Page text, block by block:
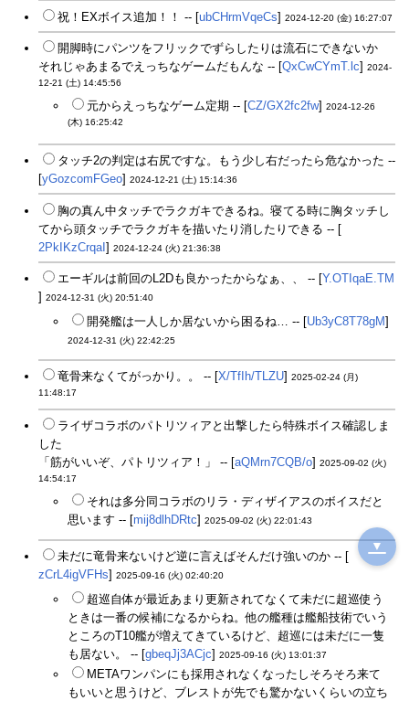
祝！EXボイス追加！！ -- [ubCHrmVqeCs] 2024-12-20 (金) 16:27:07
開脚時にパンツをフリックでずらしたりは流石にできないか
それじゃあまるでえっちなゲームだもんな -- [QxCwCYmT.lc] 2024-
12-21 (土) 14:45:56
元からえっちなゲーム定期 -- [CZ/GX2fc2fw] 2024-12-26
(木) 16:25:42
タッチ2の判定は右尻ですな。もう少し右だったら危なかった --
[yGozcomFGeo] 2024-12-21 (土) 15:14:36
胸の真ん中タッチでラクガキできるね。寝てる時に胸タッチし
てから頭タッチでラクガキを描いたり消したりできる -- [
2PkIKzCrqaI] 2024-12-24 (火) 21:36:38
エーギルは前回のL2Dも良かったからなぁ、、 -- [Y.OTIqaE.TM
] 2024-12-31 (火) 20:51:40
開発艦は一人しか居ないから困るね… -- [Ub3yC8T78gM]
2024-12-31 (火) 22:42:25
竜骨来なくてがっかり。。 -- [X/TfIh/TLZU] 2025-02-24 (月)
11:48:17
ライザコラボのパトリツィアと出撃したら特殊ボイス確認しま
した
「筋がいいぞ、パトリツィア！」 -- [aQMrn7CQB/o] 2025-09-02 (火)
14:54:17
それは多分同コラボのリラ・ディザイアスのボイスだと
思います -- [mij8dlhDRtc] 2025-09-02 (火) 22:01:43
未だに竜骨来ないけど逆に言えばそんだけ強いのか -- [
zCrL4igVFHs] 2025-09-16 (火) 02:40:20
超巡自体が最近あまり更新されてなくて未だに超巡使う
ときは一番の候補になるからね。他の艦種は艦船技術でいう
ところのT10艦が増えてきているけど、超巡には未だに一隻
も居ない。 -- [gbeqJj3ACjc] 2025-09-16 (火) 13:01:37
METAワンパンにも採用されなくなったしそろそろ来て
もいいと思うけど、ブレストが先でも驚かないくらいの立ち
▼